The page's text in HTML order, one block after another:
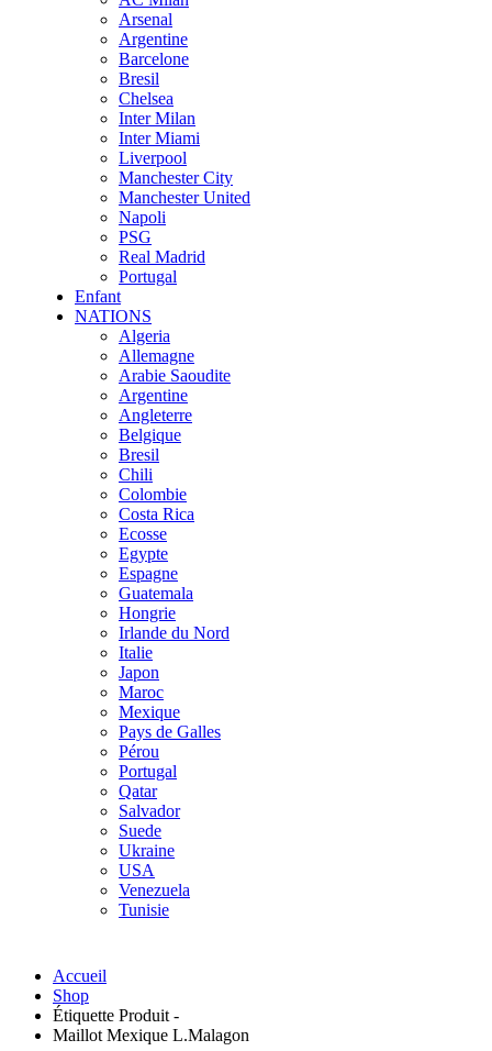
Arsenal
Argentine
Barcelone
Bresil
Chelsea
Inter Milan
Inter Miami
Liverpool
Manchester City
Manchester United
Napoli
PSG
Real Madrid
Portugal
Enfant
NATIONS
Algeria
Allemagne
Arabie Saoudite
Argentine
Angleterre
Belgique
Bresil
Chili
Colombie
Costa Rica
Ecosse
Egypte
Espagne
Guatemala
Hongrie
Irlande du Nord
Italie
Japon
Maroc
Mexique
Pays de Galles
Pérou
Portugal
Qatar
Salvador
Suede
Ukraine
USA
Venezuela
Tunisie
Accueil
Shop
Étiquette Produit -
Maillot Mexique L.Malagon